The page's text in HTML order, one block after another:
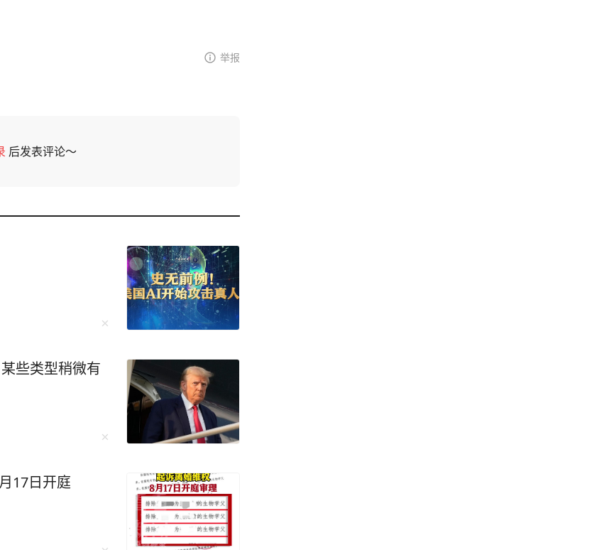
举报
后发表评论～
些类型稍微有
17日开庭